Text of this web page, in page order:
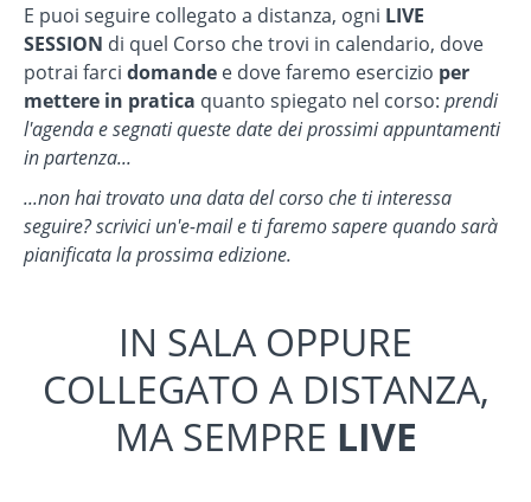
E puoi seguire collegato a distanza, ogni LIVE
SESSION di quel Corso che trovi in calendario, dove
potrai farci domande e dove faremo esercizio per
mettere in pratica quanto spiegato nel corso: prendi
l'agenda e segnati queste date dei prossimi appuntamenti
in partenza...
...non hai trovato una data del corso che ti interessa
seguire? scrivici un'e-mail e ti faremo sapere quando sarà
pianificata la prossima edizione.
IN SALA OPPURE
COLLEGATO A DISTANZA,
MA SEMPRE LIVE